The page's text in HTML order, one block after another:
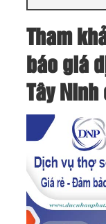
Tham
báo giá
Tây Ninh